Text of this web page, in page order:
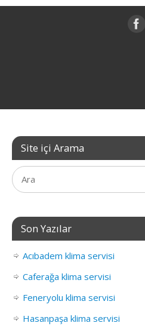
Site içi Arama
Son Yazılar
Acıbadem klima servisi
Caferağa klima servisi
Feneryolu klima servisi
Hasanpaşa klima servisi